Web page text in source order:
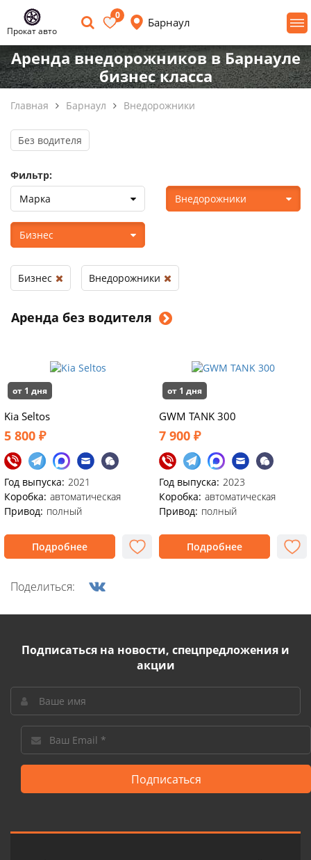
Прокат авто
0
Барнаул
Аренда внедорожников в Барнауле
бизнес класса
Главная Барнаул Внедорожники
Аренда без водителя
от 1 дня
Kia Seltos
5 800 ₽
Год выпуска: 2021
Коробка: автоматическая
Привод: полный
Подробнее
от 1 дня
GWM TANK 300
7 900 ₽
Год выпуска: 2023
Коробка: автоматическая
Привод: полный
Подробнее
Поделиться:
Без водителя
Фильтр:
Марка
Внедорожники
Бизнес
Бизнес Внедорожники
Подписаться на новости, спецпредложения и
акции
Подписаться